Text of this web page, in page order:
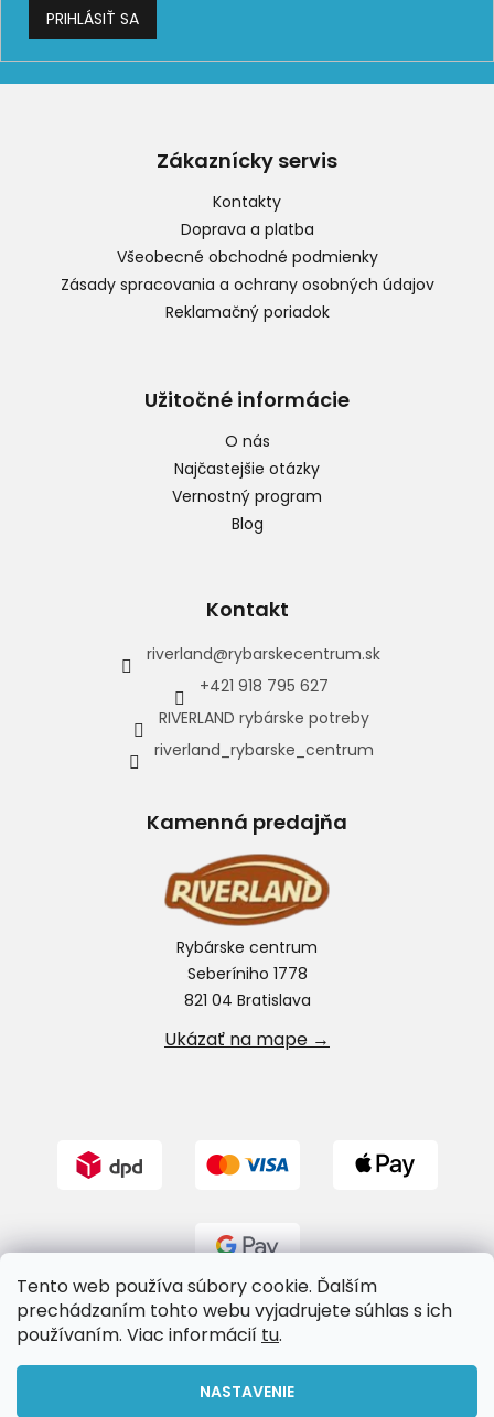
Tento web používa súbory cookie. Ďalším
prechádzaním tohto webu vyjadrujete súhlas s ich
používaním. Viac informácií tu.
NASTAVENIE
PRIHLÁSIŤ SA
Zákaznícky servis
Kontakty
Doprava a platba
Všeobecné obchodné podmienky
Zásady spracovania a ochrany osobných údajov
Reklamačný poriadok
Užitočné informácie
O nás
Najčastejšie otázky
Vernostný program
Blog
Kontakt
riverland@rybarskecentrum.sk
+421 918 795 627
RIVERLAND rybárske potreby
riverland_rybarske_centrum
Kamenná predajňa
Rybárske centrum
Seberíniho 1778
821 04 Bratislava
Ukázať na mape →